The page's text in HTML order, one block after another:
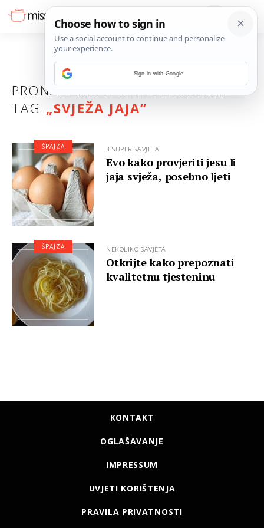
PRONAĐENO2 REZULTATAZA
TAG „SVJEŽA JAJA”
3 SUPER SAVJETA
Evo kako provjeriti jesu li
jaja svježa, posebno ljeti
ŠPAJZA
NEKOLIKO SAVJETA
Otkrijte kako prepoznati
kvalitetnu tjesteninu
ŠPAJZA
KONTAKT
OGLAŠAVANJE
IMPRESSUM
UVJETI KORIŠTENJA
PRAVILA PRIVATNOSTI
Sign in with Google